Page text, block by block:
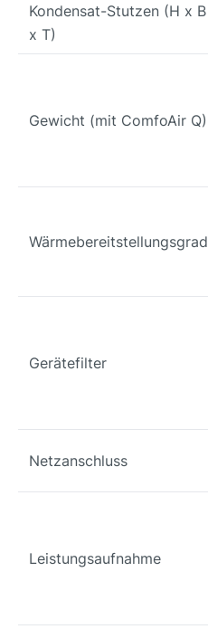
Kondensat-Stutzen (H x B
x T)
Gewicht (mit ComfoAir Q)
Wärmebereitstellungsgrad
Gerätefilter
Netzanschluss
Leistungsaufnahme